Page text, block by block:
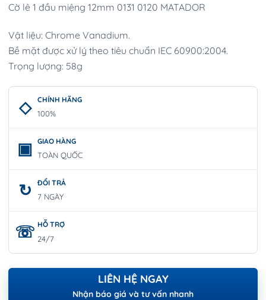
Cờ lê 1 đầu miệng 12mm 0131 0120 MATADOR
Vật liệu: Chrome Vanadium.
Bề mặt được xử lý theo tiêu chuẩn IEC 60900:2004.
Trọng lượng: 58g
CHÍNH HÃNG
100%
GIAO HÀNG
TOÀN QUỐC
ĐỔI TRẢ
7 NGÀY
HỖ TRỢ
24/7
LIÊN HỆ NGAY
Nhận báo giá và tư vấn nhanh